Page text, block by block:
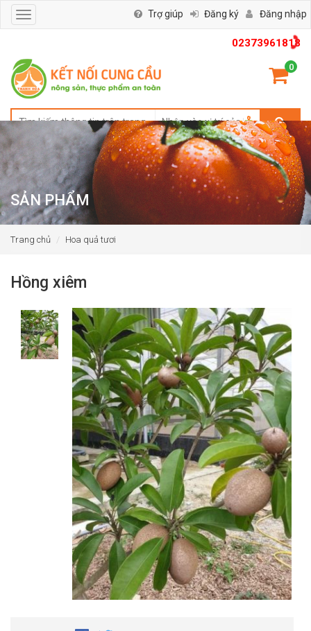
02373961818
0
Toggle
navigation
Trợ giúp Đăng ký Đăng nhập
SẢN PHẨM
Trang chủ Hoa quả tươi
Hồng xiêm